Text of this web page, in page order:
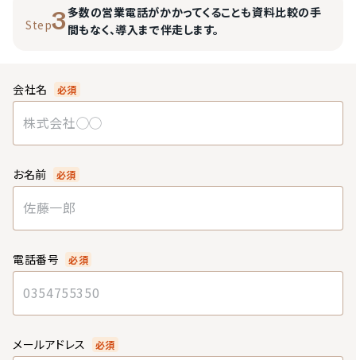
Step3多数の営業電話がかかってくることも資料比較の手
間もなく、導入まで伴走します。
会社名 必須
お名前 必須
電話番号 必須
メールアドレス 必須